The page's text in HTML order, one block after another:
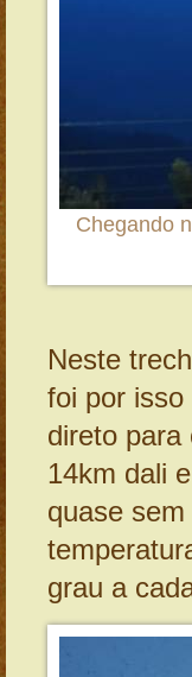
Chegando
Neste
foi por
direto para
14km dali
quase
grau a